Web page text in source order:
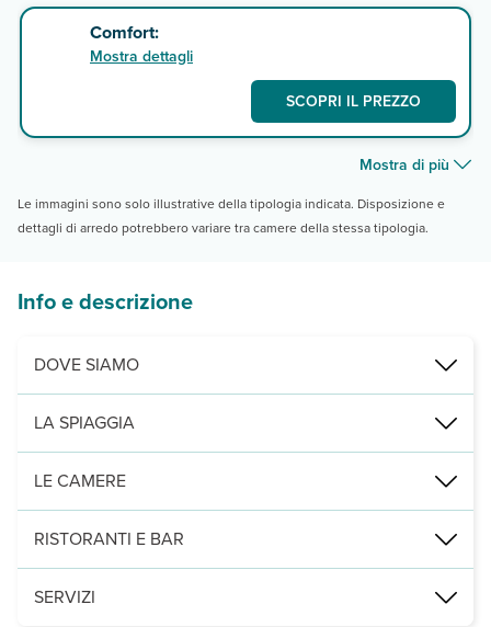
Comfort:
Mostra dettagli
SCOPRI IL PREZZO
Mostra di più
Le immagini sono solo illustrative della tipologia indicata. Disposizione e
dettagli di arredo potrebbero variare tra camere della stessa tipologia.
Info e descrizione
DOVE SIAMO
Carloforte, Isola di San Pietro, a circa 350 m dal porto, 350 m
LA SPIAGGIA
scogliere selvagge si alternano a spiagge di fine sabbia
LE CAMERE
46, eleganti e confortevoli, sono dotate di aria condizionata, Wi-
RISTORANTI E BAR
lounge bar, ristorante sulla terrazza panoramica aperto per la
SERVIZI